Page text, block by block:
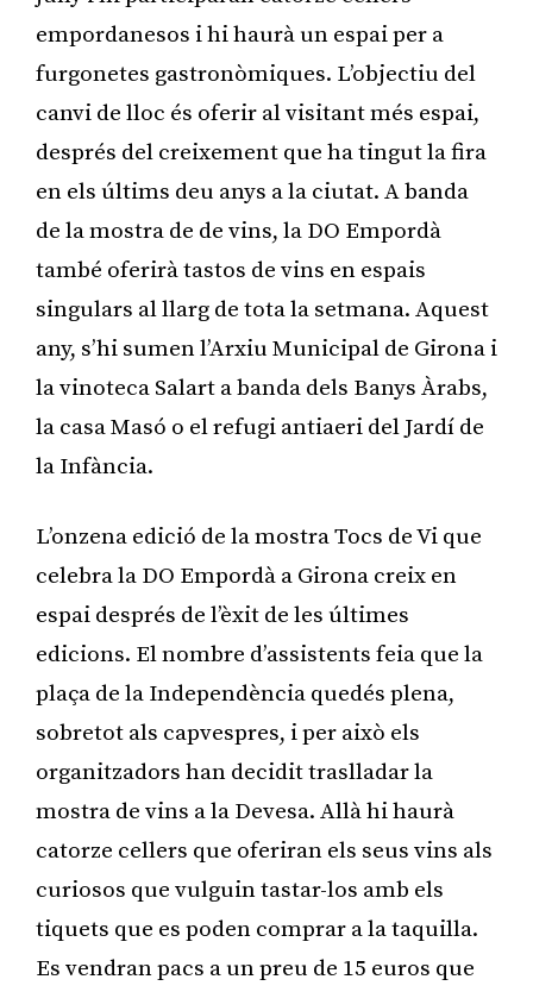
empordanesos i hi haurà un espai per a
furgonetes gastronòmiques. L’objectiu del
canvi de lloc és oferir al visitant més espai,
després del creixement que ha tingut la fira
en els últims deu anys a la ciutat. A banda
de la mostra de de vins, la DO Empordà
també oferirà tastos de vins en espais
singulars al llarg de tota la setmana. Aquest
any, s’hi sumen l’Arxiu Municipal de Girona i
la vinoteca Salart a banda dels Banys Àrabs,
la casa Masó o el refugi antiaeri del Jardí de
la Infància.
L’onzena edició de la mostra Tocs de Vi que
celebra la DO Empordà a Girona creix en
espai després de l’èxit de les últimes
edicions. El nombre d’assistents feia que la
plaça de la Independència quedés plena,
sobretot als capvespres, i per això els
organitzadors han decidit traslladar la
mostra de vins a la Devesa. Allà hi haurà
catorze cellers que oferiran els seus vins als
curiosos que vulguin tastar-los amb els
tiquets que es poden comprar a la taquilla.
Es vendran pacs a un preu de 15 euros que